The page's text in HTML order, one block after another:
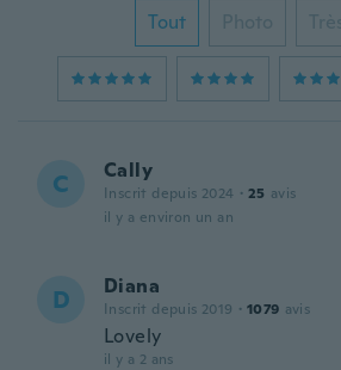
Tout Photo
C Cally
Inscrit depuis 2024 · 25 avis
il y a environ un an
D Diana
Inscrit depuis 2019 · 1079 avis
Lovely
il y a 2 ans